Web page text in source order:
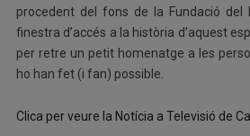
procedent del fons de la Fundació del
finestra d’accés a la història d’aquest
per retre un petit homenatge a les
ho han fet (i fan) possible.
Clica per veure la Notícia a Televisió de